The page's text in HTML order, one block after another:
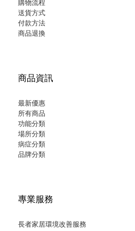
購物流程
送貨方式
付款方法
商品退換
商品資訊
最新優惠
所有商品
功能分類
場所分類
病症分類
品牌分類
專業服務
長者家居環境改善服務